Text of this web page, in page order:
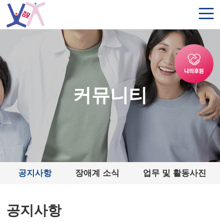
주메뉴 바로가기
컨텐츠 바로가기
커뮤니티
공지사항 장애계 소식 업무 및 활동사진
공지사항